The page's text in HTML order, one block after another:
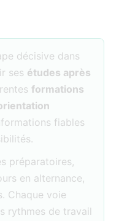
décisive dans
ses études après
formations
fiables
préparatoires,
en alternance,
Chaque voie
rythmes de travail